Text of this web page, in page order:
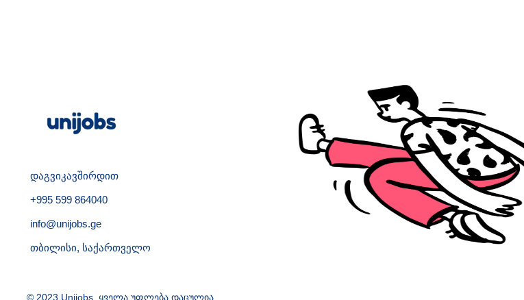
დაგვიკავშირდით
+995 599 864040
info@unijobs.ge
თბილისი, საქართველო
© 2023 Unijobs. ყველა უფლება დაცულია.